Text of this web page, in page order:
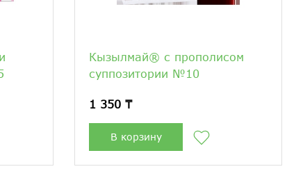
Кызылмай® с прополисом
суппозитории №10
1 350 ₸
В корзину